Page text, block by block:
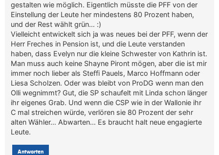
gestalten wie möglich. Eigentlich müsste die PFF von der
Einstellung der Leute her mindestens 80 Prozent haben,
und der Rest wählt grün… :)
Vielleicht entwickelt sich ja was neues bei der PFF, wenn der
Herr Freches in Pension ist, und die Leute verstanden
haben, dass Evelyn nur die kleine Schwester von Kathrin ist.
Man muss auch keine Shayne Piront mögen, aber die ist mir
immer noch lieber als Steffi Pauels, Marco Hoffmann oder
Liesa Scholzen. Oder was bleibt von ProDG wenn man den
Olli wegnimmt? Gut, die SP schaufelt mit Linda schon länger
ihr eigenes Grab. Und wenn die CSP wie in der Wallonie ihr
C mal streichen würde, verlören sie 80 Prozent der sehr
alten Wähler… Abwarten… Es braucht halt neue engagierte
Leute.
Antworten